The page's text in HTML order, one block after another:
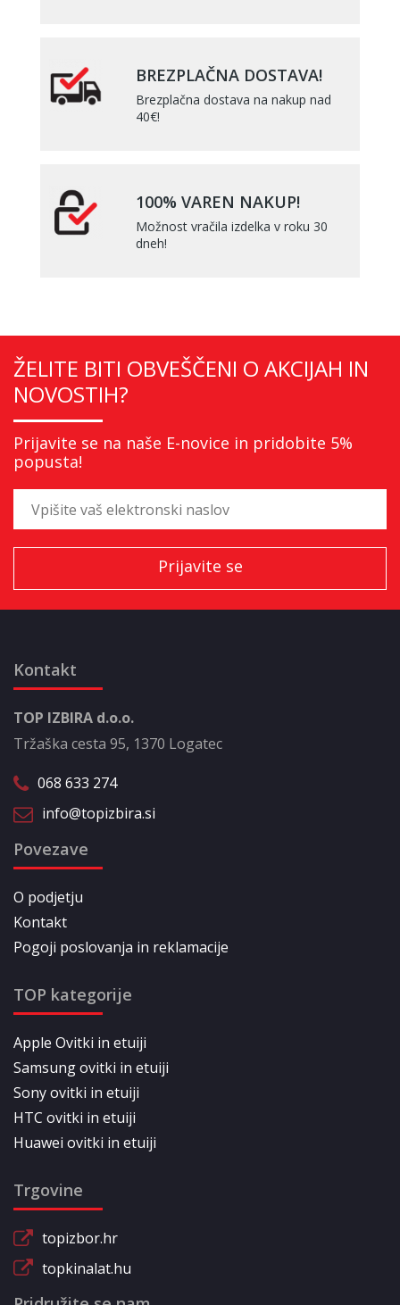
BREZPLAČNA DOSTAVA!
Brezplačna dostava na nakup nad
40€!
100% VAREN NAKUP!
Možnost vračila izdelka v roku 30
dneh!
ŽELITE BITI OBVEŠČENI O AKCIJAH IN
NOVOSTIH?
Prijavite se na naše E-novice in pridobite 5%
popusta!
Kontakt
TOP IZBIRA d.o.o.
Tržaška cesta 95, 1370 Logatec
068 633 274
info@topizbira.si
Povezave
O podjetju
Kontakt
Pogoji poslovanja in reklamacije
TOP kategorije
Apple Ovitki in etuiji
Samsung ovitki in etuiji
Sony ovitki in etuiji
HTC ovitki in etuiji
Huawei ovitki in etuiji
Trgovine
topizbor.hr
topkinalat.hu